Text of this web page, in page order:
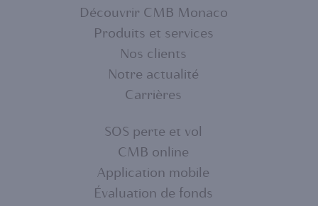
FOOTER
MENU
Découvrir CMB Monaco
Produits et services
Nos clients
Notre actualité
Carrières
FOOTER
MENU
SOS perte et vol
CMB online
Application mobile
Évaluation de fonds